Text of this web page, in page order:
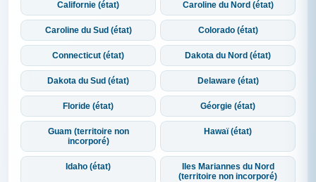
Californie (état) Caroline du Nord (état)
Caroline du Sud (état) Colorado (état)
Connecticut (état) Dakota du Nord (état)
Dakota du Sud (état) Delaware (état)
Floride (état) Géorgie (état)
Guam (territoire non
incorporé)
Hawaï (état)
Idaho (état)
Iles Mariannes du Nord
(territoire non incorporé)